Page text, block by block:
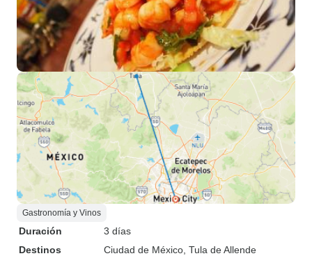
Gastronomía y Vinos
Duración
3 días
Destinos
Ciudad de México , Tula de Allende